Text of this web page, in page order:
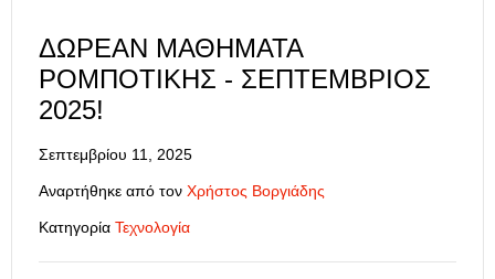
ΔΩΡΕΆΝ ΜΑΘΉΜΑΤΑ
ΡΟΜΠΟΤΙΚΉΣ - ΣΕΠΤΈΜΒΡΙΟΣ
2025!
Σεπτεμβρίου 11, 2025
Αναρτήθηκε από τον Χρήστος Βοργιάδης
Κατηγορία Τεχνολογία